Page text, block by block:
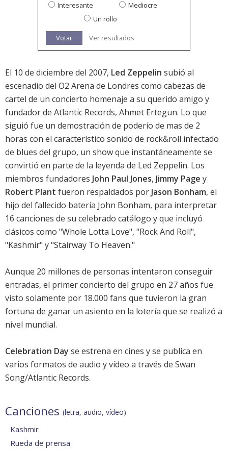
Interesante
Mediocre
Un rollo
Votar Ver resultados
El 10 de diciembre del 2007, Led Zeppelin subió al
escenadio del O2 Arena de Londres como cabezas de
cartel de un concierto homenaje a su querido amigo y
fundador de Atlantic Records, Ahmet Ertegun. Lo que
siguió fue un demostración de poderío de mas de 2
horas con el característico sonido de rock&roll infectado
de blues del grupo, un show que instantáneamente se
convirtió en parte de la leyenda de Led Zeppelin. Los
miembros fundadores John Paul Jones, Jimmy Page y
Robert Plant fueron respaldados por Jason Bonham, el
hijo del fallecido batería John Bonham, para interpretar
16 canciones de su celebrado catálogo y que incluyó
clásicos como "Whole Lotta Love", "Rock And Roll",
"Kashmir" y "Stairway To Heaven."
Aunque 20 millones de personas intentaron conseguir
entradas, el primer concierto del grupo en 27 años fue
visto solamente por 18.000 fans que tuvieron la gran
fortuna de ganar un asiento en la lotería que se realizó a
nivel mundial.
Celebration Day se estrena en cines y se publica en
varios formatos de audio y vídeo a través de Swan
Song/Atlantic Records.
Canciones (letra, audio, vídeo)
Kashmir
Rueda de prensa